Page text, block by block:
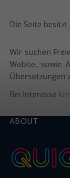
Die Seite besitzt
Wir suchen
Webite, sowie
Übersetzungen
Bei Interesse
ABOUT